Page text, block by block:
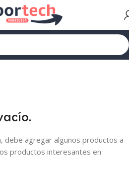
debe agregar algunos productos a
productos interesantes en